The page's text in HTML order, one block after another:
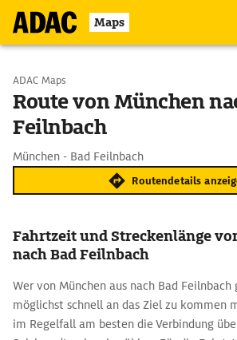
Maps
Start wählen
Ziel eingeben
ADAC Maps
Route von München
Feilnbach
München - Bad Feilnbach
Routendetails
Fahrtzeit und Streckenlänge
nach Bad Feilnbach
Wer von München aus nach Bad
möglichst schnell an das Ziel zu kommen
im Regelfall am besten die Verbindung